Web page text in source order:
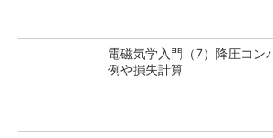
電磁気学入門（7）降圧コン
例や損失計算